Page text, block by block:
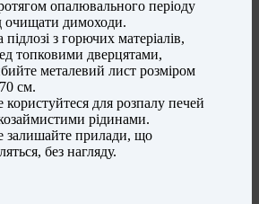
опалювального періоду
очищати димоходи.
підлозі з горючих матеріалів,
топковими дверцятами,
металевий лист розміром
см.
користуйтеся для розпалу печей
рідинами.
залишайте прилади, що
без нагляду.